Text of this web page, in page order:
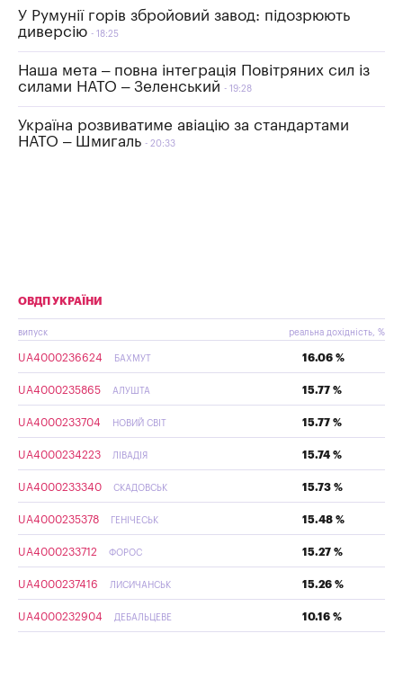
У Румунії горів збройовий завод: підозрюють
диверсію
18:25
Наша мета – повна інтеграція Повітряних сил із
силами НАТО – Зеленський
19:28
Україна розвиватиме авіацію за стандартами
НАТО – Шмигаль
20:33
ОВДП УКРАЇНИ
випуск реальна дохідність, %
UA4000236624 БАХМУТ 16.06 %
UA4000235865 АЛУШТА 15.77 %
UA4000233704 НОВИЙ СВІТ 15.77 %
UA4000234223 ЛІВАДІЯ 15.74 %
UA4000233340 СКАДОВСЬК 15.73 %
UA4000235378 ГЕНІЧЕСЬК 15.48 %
UA4000233712 ФОРОС 15.27 %
UA4000237416 ЛИСИЧАНСЬК 15.26 %
UA4000232904 ДЕБАЛЬЦЕВЕ 10.16 %